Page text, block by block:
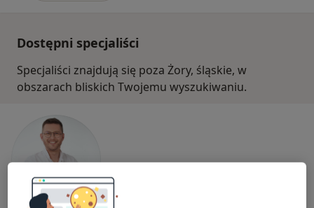
Dostępni specjaliści
Specjaliści znajdują się poza Żory, śląskie, w
obszarach bliskich Twojemu wyszukiwaniu.